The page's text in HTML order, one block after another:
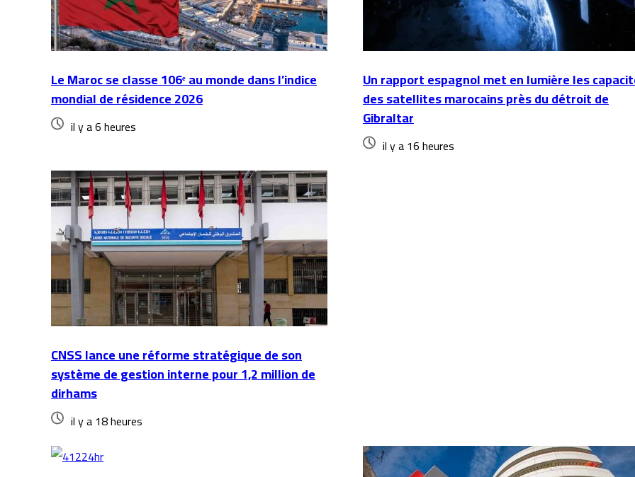
Le Maroc se classe 106ᵉ au monde dans l’indice
mondial de résidence 2026
il y a 6 heures
Un rapport espagnol met en lumière les
des satellites marocains près du détroit de
Gibraltar
il y a 16 heures
CNSS lance une réforme stratégique de son
système de gestion interne pour 1,2 million de
dirhams
il y a 18 heures